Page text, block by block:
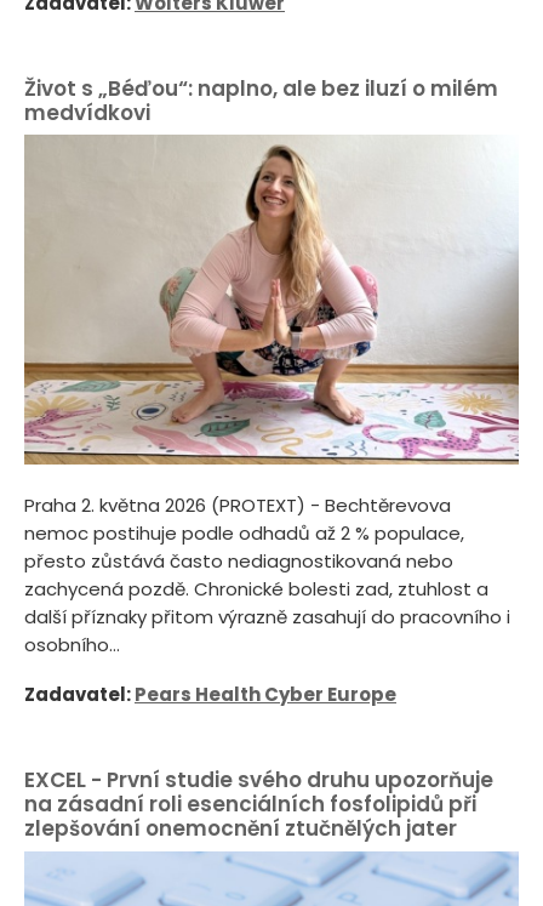
Život s „Béďou“: naplno, ale bez iluzí o milém
medvídkovi
Praha 2. května 2026 (PROTEXT) - Bechtěrevova
nemoc postihuje podle odhadů až 2 % populace,
přesto zůstává často nediagnostikovaná nebo
zachycená pozdě. Chronické bolesti zad, ztuhlost a
další příznaky přitom výrazně zasahují do pracovního i
osobního...
Zadavatel:Pears Health Cyber Europe
EXCEL - První studie svého druhu upozorňuje
na zásadní roli esenciálních fosfolipidů při
zlepšování onemocnění ztučnělých jater